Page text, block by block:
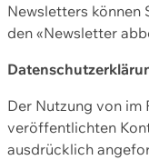
Newsletters können
den «Newsletter
Der Nutzung von im
veröffentlichten
ausdrücklich